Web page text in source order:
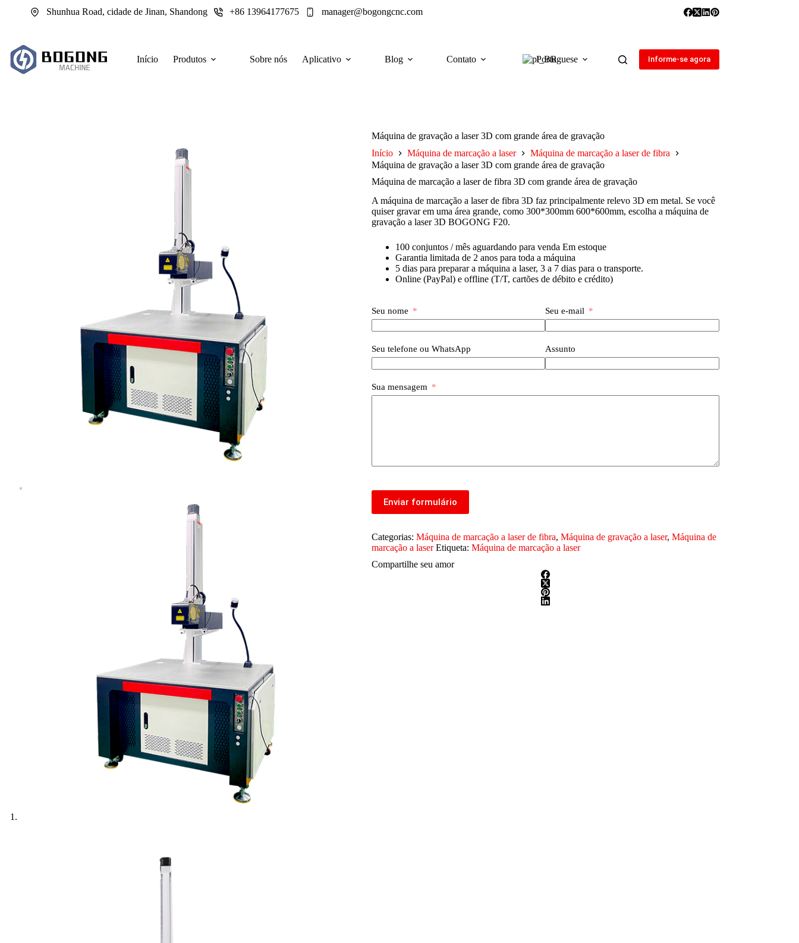
Shunhua Road, cidade de Jinan, Shandong +86 13964177675 manager@bogongcnc.com
Início Produtos Sobre nós Aplicativo Blog Contato Portuguese Informe-se agora
Máquina de gravação a laser 3D com grande área de gravação
Início
Máquina de marcação a laser
Máquina de marcação a laser de fibra
Máquina de gravação a laser 3D com grande área de gravação
Máquina de marcação a laser de fibra 3D com grande área de gravação
A máquina de marcação a laser de fibra 3D faz principalmente relevo 3D em metal. Se você
quiser gravar em uma área grande, como 300*300mm 600*600mm, escolha a máquina de
gravação a laser 3D BOGONG F20.
100 conjuntos / mês aguardando para venda Em estoque
Garantia limitada de 2 anos para toda a máquina
5 dias para preparar a máquina a laser, 3 a 7 dias para o transporte.
Online (PayPal) e offline (T/T, cartões de débito e crédito)
Seu nome Seu e-mail
Seu telefone ou WhatsApp Assunto
Sua mensagem
Enviar formulário
Categorias: Máquina de marcação a laser de fibra, Máquina de gravação a laser, Máquina de
marcação a laser Etiqueta: Máquina de marcação a laser
Compartilhe seu amor